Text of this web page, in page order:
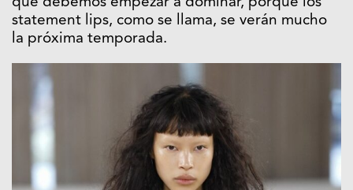
que debemos empezar a dominar, porque los
statement lips, como se llama, se verán mucho
la próxima temporada.